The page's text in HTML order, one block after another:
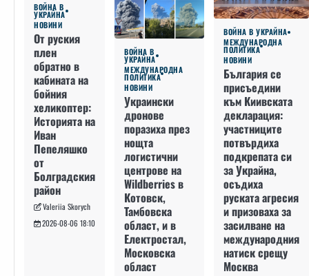
ВОЙНА В
УКРАЙНА
НОВИНИ
От руския
плен
обратно в
кабината на
бойния
хеликоптер:
Историята на
Иван
Пепеляшко
от
Болградския
район
Valeriia Skorych
2026-08-06 18:10
ВОЙНА В
УКРАЙНА
МЕЖДУНАРОДНА
ПОЛИТИКА
НОВИНИ
Украински
дронове
поразиха през
нощта
логистични
центрове на
Wildberries в
Котовск,
Тамбовска
област, и в
Електростал,
Московска
област
ВОЙНА В УКРАЙНА
МЕЖДУНАРОДНА
ПОЛИТИКА
НОВИНИ
България се
присъедини
към Киивската
декларация:
участниците
потвърдиха
подкрепата си
за Украйна,
осъдиха
руската агресия
и призоваха за
засилване на
международния
натиск срещу
Москва